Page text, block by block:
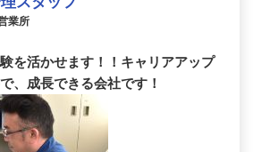
業所
を活かせます！！キャリアアップ
、成長できる会社です！